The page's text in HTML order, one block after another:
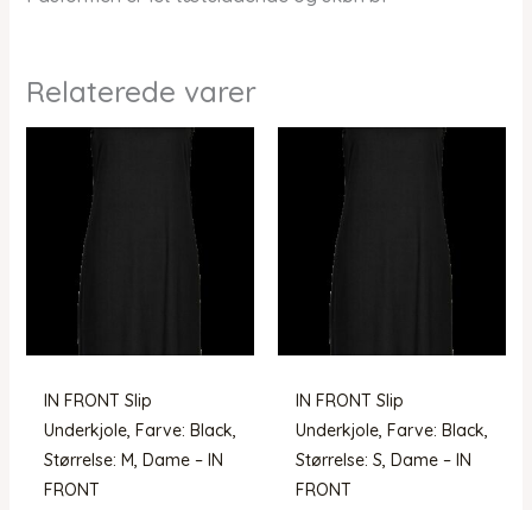
Relaterede varer
IN FRONT Slip
Underkjole, Farve: Black,
Størrelse: M, Dame – IN
FRONT
IN FRONT Slip
Underkjole, Farve: Black,
Størrelse: S, Dame – IN
FRONT